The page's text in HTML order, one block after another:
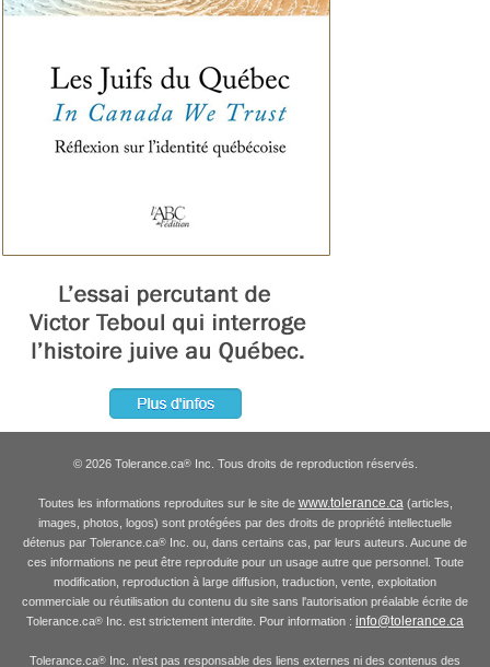
© 2026 Tolerance.ca®Inc. Tous droits de reproduction réservés.
Toutes les informations reproduites sur le site de www.tolerance.ca(articles,
images, photos, logos) sont protégées par des droits de propriété intellectuelle
détenus par Tolerance.ca® Inc. ou, dans certains cas, par leurs auteurs. Aucune de
ces informations ne peut être reproduite pour un usage autre que personnel. Toute
modification, reproduction à large diffusion, traduction, vente, exploitation
commerciale ou réutilisation du contenu du site sans l'autorisation préalable écrite de
Tolerance.ca® Inc. est strictement interdite. Pour information : info@tolerance.ca
Tolerance.ca® Inc. n'est pas responsable des liens externes ni des contenus des